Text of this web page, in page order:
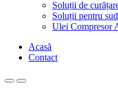
Soluții de
Soluții pentru
Ulei Compresor
Acasă
Contact